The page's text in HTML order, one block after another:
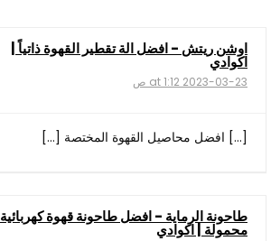
اوشن ريتش - افضل الة تقطير القهوة ذاتياً |
اكوادي
2023-03-23 at 1:12 ص
[…] افضل محاصيل القهوة المختصة […]
طاحونة الرماية - افضل طاحونة قهوة كهربائية
محمولة | اكوادي